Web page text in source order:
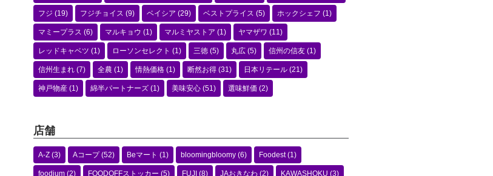
フジ (19) フジチョイス (9) ベイシア (29) ベストプライス (5) ホックシェフ (1)
マミープラス (6) マルキョウ (1) マルミヤストア (1) ヤマザワ (11)
レッドキャベツ (1) ローソンセレクト (1) 三徳 (5) 丸広 (5) 信州の信友 (1)
信州生まれ (7) 全農 (1) 情熱価格 (1) 断然お得 (31) 日本リテール (21)
神戸物産 (1) 綿半パートナーズ (1) 美味安心 (51) 選味鮮価 (2)
店舗
A-Z (3) Aコープ(52) Beマート (1) bloomingbloomy (6) Foodest(1)
foodium (2) FOODOFFストッカー (5) FUJI (8) JAおきなわ (2) KAWASHOKU (3)